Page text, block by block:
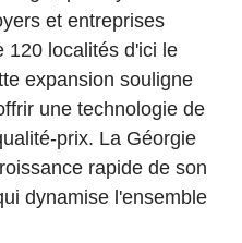
et entreprises
120 localités d'ici le
expansion souligne
une technologie de
prix. La Géorgie
rapide de son
dynamise l'ensemble